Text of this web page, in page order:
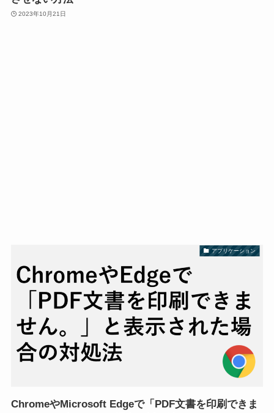
2023年10月21日
アプリケーション
ChromeやMicrosoft Edgeで「PDF文書を印刷できま